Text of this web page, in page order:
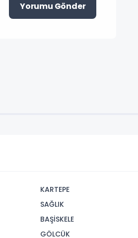
Yorumu Gönder
KARTEPE
SAĞLIK
BAŞİSKELE
GÖLCÜK